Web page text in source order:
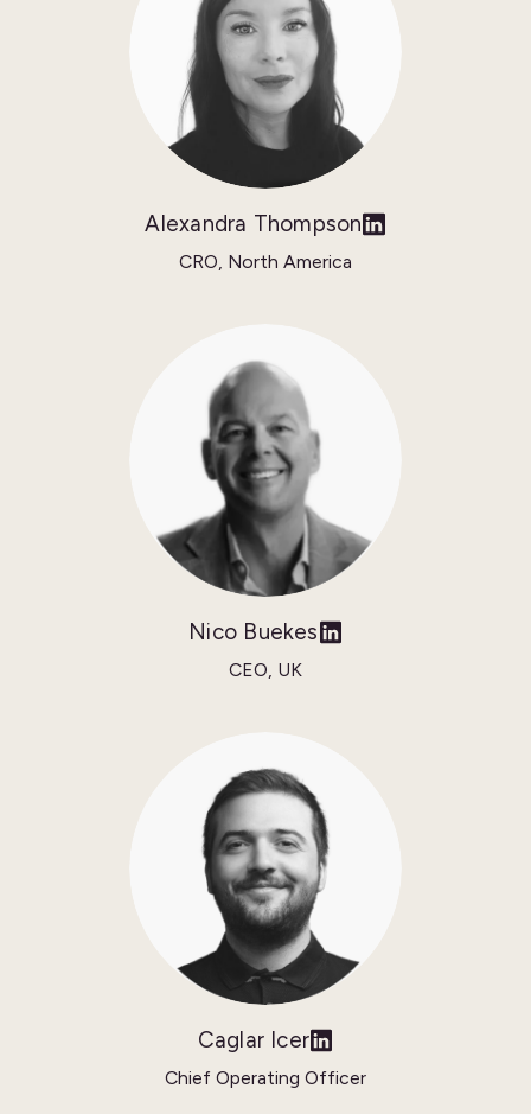
Alexandra Thompson
CRO, North America
Nico Buekes
CEO, UK
Caglar Icer
Chief Operating Officer